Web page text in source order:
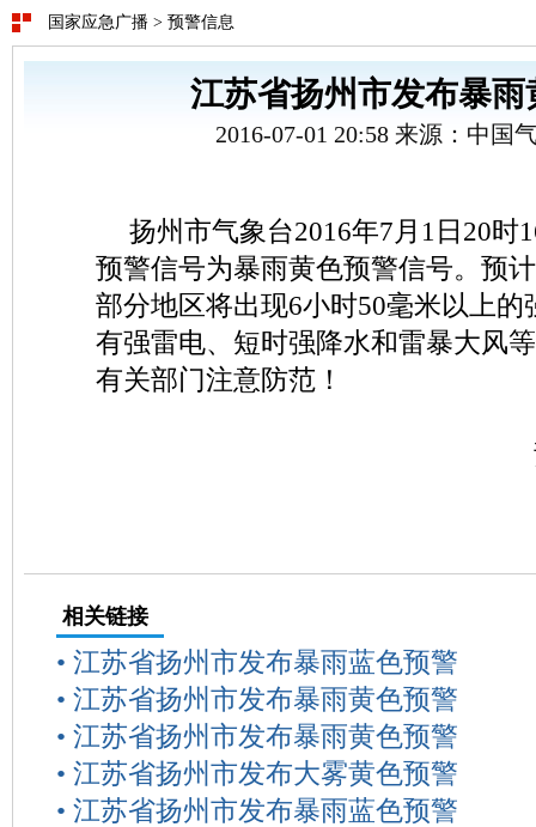
国家应急广播 > 预警信息
江苏省扬州市发布暴雨
2016-07-01 20:58 来源：中国
扬州市气象台2016年7月1日20时
预警信号为暴雨黄色预警信号。预
部分地区将出现6小时50毫米以上的
有强雷电、短时强降水和雷暴大风
有关部门注意防范！
相关链接
• 江苏省扬州市发布暴雨蓝色预警
• 江苏省扬州市发布暴雨黄色预警
• 江苏省扬州市发布暴雨黄色预警
• 江苏省扬州市发布大雾黄色预警
• 江苏省扬州市发布暴雨蓝色预警